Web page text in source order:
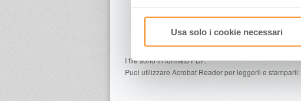
Usa solo i cookie necessari
2005
I file sono in formato PDF.
Puoi utilizzare Acrobat Reader per leggerli e stamparli: